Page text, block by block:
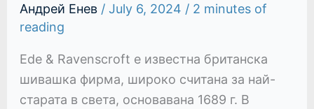
Андрей Енев / July 6, 2024 / 2 minutes of
reading
Ede & Ravenscroft е известна британска
шивашка фирма, широко считана за най-
старата в света, основавана 1689 г. В